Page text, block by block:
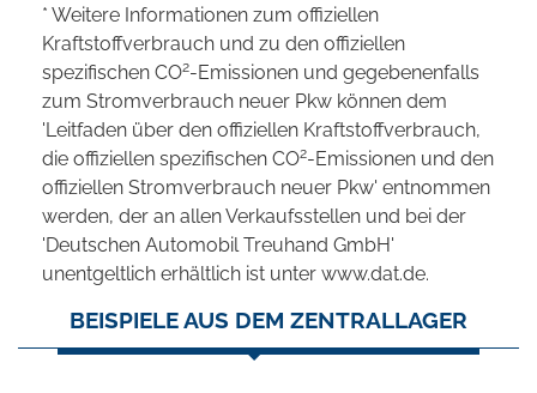
* Weitere Informationen zum offiziellen
Kraftstoffverbrauch und zu den offiziellen
spezifischen CO2-Emissionen und gegebenenfalls
zum Stromverbrauch neuer Pkw können dem
'Leitfaden über den offiziellen Kraftstoffverbrauch,
die offiziellen spezifischen CO2-Emissionen und den
offiziellen Stromverbrauch neuer Pkw' entnommen
werden, der an allen Verkaufsstellen und bei der
'Deutschen Automobil Treuhand GmbH'
unentgeltlich erhältlich ist unter www.dat.de.
BEISPIELE AUS DEM ZENTRALLAGER